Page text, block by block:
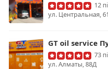
12
ул. ​Центральная, 61
GT oil service
73
​ул. Алматы, 88Д